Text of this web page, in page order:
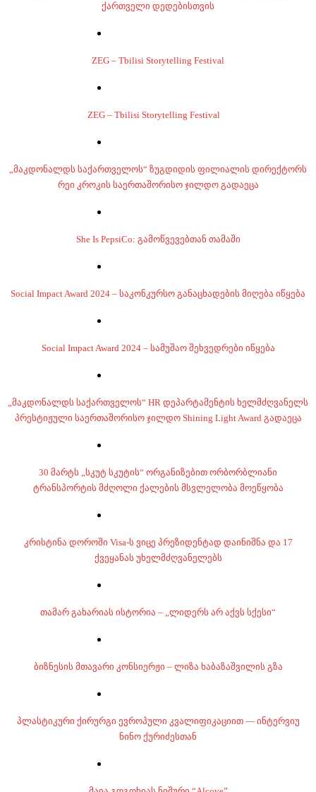
ქართველი დედებისთვის
ZEG – Tbilisi Storytelling Festival
ZEG – Tbilisi Storytelling Festival
„მაკდონალდს საქართველოს“ ზუგდიდის ფილიალის დირექტორს
რეი კროკის საერთაშორისო ჯილდო გადაეცა
She Is PepsiCo: გამოწვევებთან თამაში
Social Impact Award 2024 – საკონკურსო განაცხადების მიღება იწყება
Social Impact Award 2024 – სამუშაო შეხვედრები იწყება
„მაკდონალდს საქართველოს“ HR დეპარტამენტის ხელმძღვანელს
პრესტიჟული საერთაშორისო ჯილდო Shining Light Award გადაეცა
30 მარტს „სკუტ სკუტის“ ორგანიზებით ორბორბლიანი
ტრანსპორტის მძღოლი ქალების მსვლელობა მოეწყობა
კრისტინა დოროში Visa-ს ვიცე პრეზიდენტად დაინიშნა და 17
ქვეყანას უხელმძღვანელებს
თამარ გახარიას ისტორია – „ლიდერს არ აქვს სქესი“
ბიზნესის მთავარი კონსიერჟი – ლიზა ხაბაზაშვილის გზა
პლასტიკური ქირურგი ევროპული კვალიფიკაციით — ინტერვიუ
ნინო ქურიძესთან